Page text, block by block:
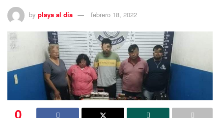
by playa al dia febrero 18, 2022
0